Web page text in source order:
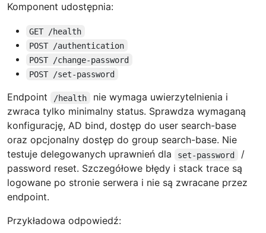
Komponent udostępnia:
GET /health
POST /authentication
POST /change-password
POST /set-password
Endpoint /health
nie wymaga uwierzytelnienia i
zwraca tylko minimalny status. Sprawdza wymaganą
konfigurację, AD bind, dostęp do user search-base
oraz opcjonalny dostęp do group search-base. Nie
testuje delegowanych uprawnień dla
set-password
/
password reset. Szczegółowe błędy i stack trace są
logowane po stronie serwera i nie są zwracane przez
endpoint.
Przykładowa odpowiedź: